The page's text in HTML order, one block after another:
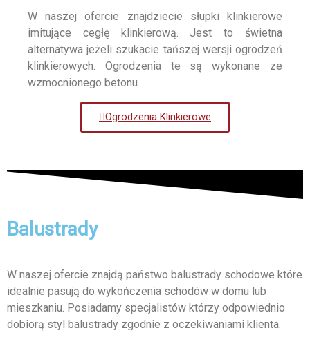
W naszej ofercie znajdziecie słupki klinkierowe
imitujące cegłę klinkierową. Jest to świetna
alternatywa jeżeli szukacie tańszej wersji ogrodzeń
klinkierowych. Ogrodzenia te są wykonane ze
wzmocnionego betonu.
Ogrodzenia Klinkierowe
Balustrady
W naszej ofercie znajdą państwo balustrady schodowe które
idealnie pasują do wykończenia schodów w domu lub
mieszkaniu. Posiadamy specjalistów którzy odpowiednio
dobiorą styl balustrady zgodnie z oczekiwaniami klienta.